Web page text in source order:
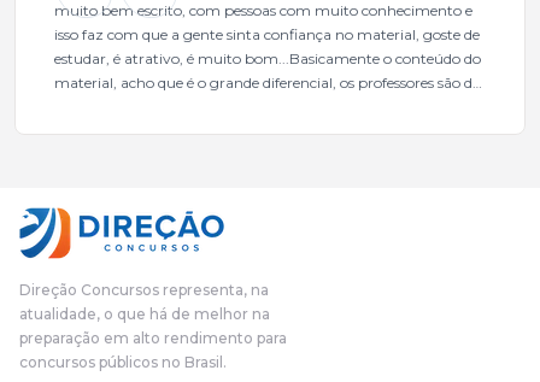
muito bem escrito, com pessoas com muito conhecimento e
isso faz com que a gente sinta confiança no material, goste de
estudar, é atrativo, é muito bom...Basicamente o conteúdo do
material, acho que é o grande diferencial, os professores são de
mais excelentes cargos da administração pública.Eu sempre
fundamental na minha derrota no ano passado para que eu
pudesse enxergar o que eu errei e corrigir minha rota.E além
das aulas vocês(Direção Concursos), que fizeram um
o aluno, além de ter que estudar, ele tem que perder tempo
fazendo um cronograma, num pós- edital é muito
complicado, é uma avalanche de informação, então vocês
terem feito isso é muito bacana, porque quando eu me sentia
Direção Concursos representa, na
atualidade, o que há de melhor na
preparação em alto rendimento para
concursos públicos no Brasil.